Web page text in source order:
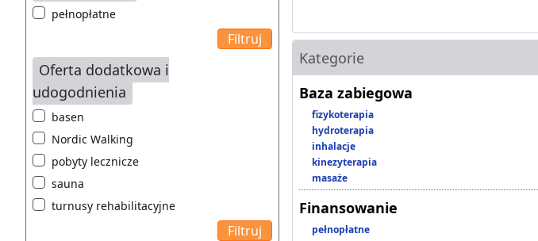
pełnopłatne
Oferta dodatkowa i
udogodnienia
basen
Nordic Walking
pobyty lecznicze
sauna
turnusy rehabilitacyjne
Kategorie
Baza zabiegowa
fizykoterapia
hydroterapia
inhalacje
kinezyterapia
masaże
Finansowanie
pełnopłatne